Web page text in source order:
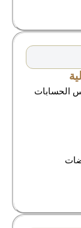
الحسابات